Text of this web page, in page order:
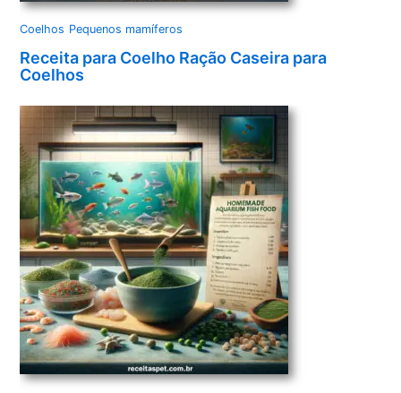
Coelhos Pequenos mamíferos
Receita para Coelho Ração Caseira para
Coelhos